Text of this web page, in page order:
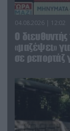
04.08.2026 | 12:02
O
«μαζέψει»
σε ρεπορτάζ